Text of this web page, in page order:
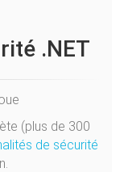
.NET
(plus de 300
de sécurité